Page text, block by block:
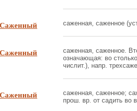
Саженный саженная, саженное
Саженный
саженная, саженное.
означающая: во
числит.), напр.
Саженный
саженная, саженное;
прош. вр. от садить во